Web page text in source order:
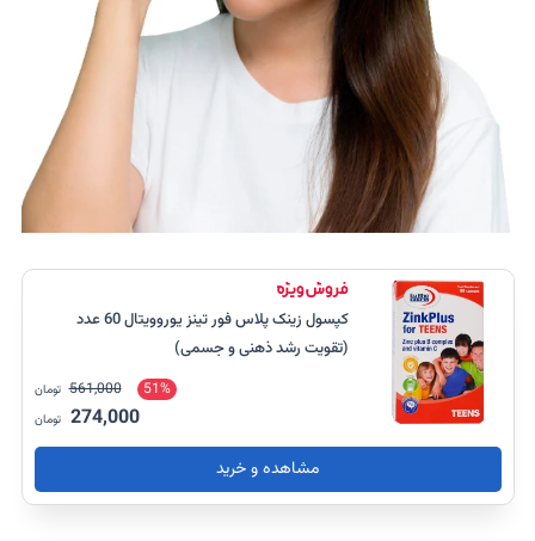
کپسول زینک پلاس فور تینز یوروویتال 60 عدد
(تقویت رشد ذهنی و جسمی)
51%
561,000 تومان
274,000 تومان
مشاهده و خرید